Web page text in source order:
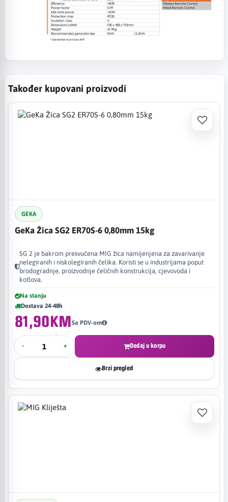
Također kupovani proizvodi
GEKA
GeKa Žica SG2 ER70S-6 0,80mm 15kg
SG 2 je bakrom presvučena MIG žica namijenjena za zavarivanje
nelegiranih i niskolegiranih čelika. Koristi se u industrijama poput
brodogradnje, proizvodnje čeličnih konstrukcija, cjevovoda i
kotlova.
Na stanju
Dostava 24-48h
81,90KMSa PDV-om
- + Dodaj u korpu
Brzi pregled